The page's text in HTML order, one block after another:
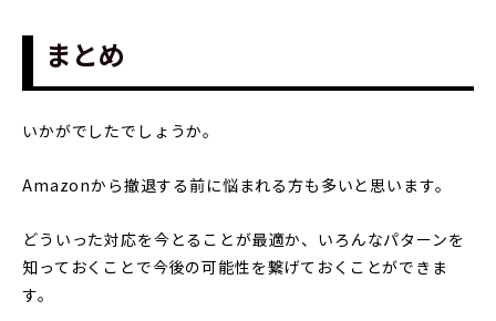
まとめ
いかがでしたでしょうか。
Amazonから撤退する前に悩まれる方も多いと思います。
どういった対応を今とることが最適か、いろんなパターンを
知っておくことで今後の可能性を繋げておくことができま
す。